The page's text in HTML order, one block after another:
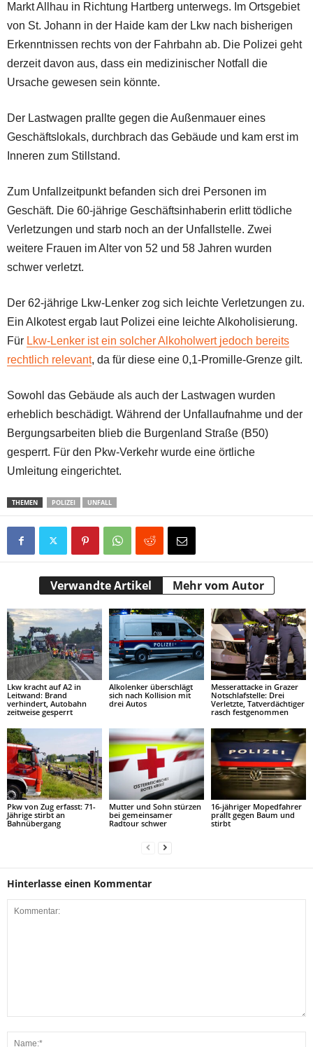
Markt Allhau in Richtung Hartberg unterwegs. Im Ortsgebiet
von St. Johann in der Haide kam der Lkw nach bisherigen
Erkenntnissen rechts von der Fahrbahn ab. Die Polizei geht
derzeit davon aus, dass ein medizinischer Notfall die
Ursache gewesen sein könnte.
Der Lastwagen prallte gegen die Außenmauer eines
Geschäftslokals, durchbrach das Gebäude und kam erst im
Inneren zum Stillstand.
Zum Unfallzeitpunkt befanden sich drei Personen im
Geschäft. Die 60-jährige Geschäftsinhaberin erlitt tödliche
Verletzungen und starb noch an der Unfallstelle. Zwei
weitere Frauen im Alter von 52 und 58 Jahren wurden
schwer verletzt.
Der 62-jährige Lkw-Lenker zog sich leichte Verletzungen zu.
Ein Alkotest ergab laut Polizei eine leichte Alkoholisierung.
Für Lkw-Lenker ist ein solcher Alkoholwert jedoch bereits
rechtlich relevant, da für diese eine 0,1-Promille-Grenze gilt.
Sowohl das Gebäude als auch der Lastwagen wurden
erheblich beschädigt. Während der Unfallaufnahme und der
Bergungsarbeiten blieb die Burgenland Straße (B50)
gesperrt. Für den Pkw-Verkehr wurde eine örtliche
Umleitung eingerichtet.
THEMEN POLIZEI UNFALL
Verwandte Artikel Mehr vom Autor
Lkw kracht auf A2 in
Leitwand: Brand
verhindert, Autobahn
zeitweise gesperrt
Alkolenker überschlägt
sich nach Kollision mit
drei Autos
Messerattacke in Grazer
Notschlafstelle: Drei
Verletzte, Tatverdächtiger
rasch festgenommen
Pkw von Zug erfasst: 71-
Jährige stirbt an
Bahnübergang
Mutter und Sohn stürzen
bei gemeinsamer
Radtour schwer
16-jähriger Mopedfahrer
prallt gegen Baum und
stirbt
Hinterlasse einen Kommentar